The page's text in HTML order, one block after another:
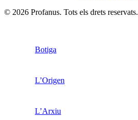
© 2026 Profanus. Tots els drets reservats.
Botiga
L’Origen
L’Arxiu